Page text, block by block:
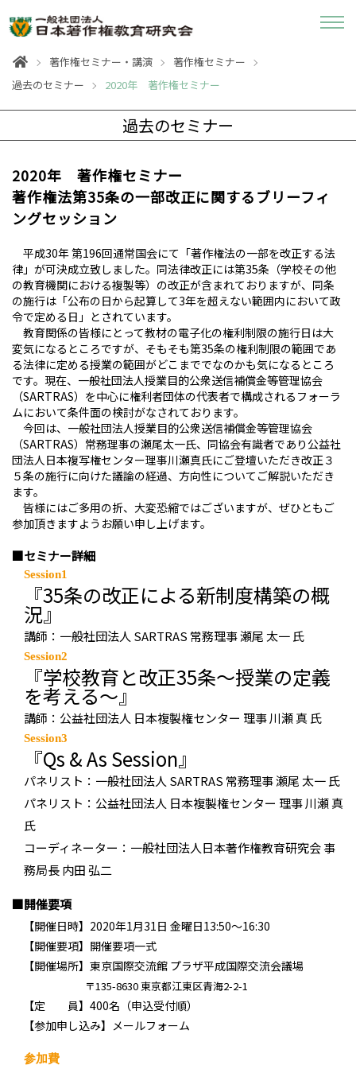
著作権セミナー・講演
著作権セミナー
過去のセミナー
2020年 著作権セミナー
過去のセミナー
2020年 著作権セミナー
著作権法第35条の一部改正に関するブリーフィ
ングセッション
平成30年 第196回通常国会にて「著作権法の一部を改正する法
律」が可決成立致しました。同法律改正には第35条（学校その他
の教育機関における複製等）の改正が含まれておりますが、同条
の施行は「公布の日から起算して3年を超えない範囲内において政
令で定める日」とされています。
教育関係の皆様にとって教材の電子化の権利制限の施行日は大
変気になるところですが、そもそも第35条の権利制限の範囲であ
る法律に定める授業の範囲がどこまででなのかも気になるところ
です。現在、一般社団法人授業目的公衆送信補償金等管理協会
（SARTRAS）を中心に権利者団体の代表者で構成されるフォーラ
ムにおいて条件面の検討がなされております。
今回は、一般社団法人授業目的公衆送信補償金等管理協会
（SARTRAS）常務理事の瀬尾太一氏、同協会有識者であり公益社
団法人日本複写権センター理事川瀬真氏にご登壇いただき改正３
５条の施行に向けた議論の経過、方向性についてご解説いただき
ます。
皆様にはご多用の折、大変恐縮ではございますが、ぜひともご
参加頂きますようお願い申し上げます。
■セミナー詳細
Session1
『35条の改正による新制度構築の概
況』
講師：一般社団法人 SARTRAS 常務理事 瀬尾 太一 氏
Session2
『学校教育と改正35条～授業の定義
を考える～』
講師：公益社団法人 日本複製権センター 理事 川瀬 真 氏
Session3
『Qs & As Session』
パネリスト：一般社団法人 SARTRAS 常務理事 瀬尾 太一 氏
パネリスト：公益社団法人 日本複製権センター 理事 川瀬 真
氏
コーディネーター：一般社団法人日本著作権教育研究会 事
務局長 内田 弘二
■開催要項
【開催日時】2020年1月31日 金曜日13:50～16:30
【開催要項】開催要項一式
【開催場所】東京国際交流館 プラザ平成国際交流会議場
〒135-8630 東京都江東区青海2-2-1
【定 員】400名（申込受付順）
【参加申し込み】メールフォーム
参加費